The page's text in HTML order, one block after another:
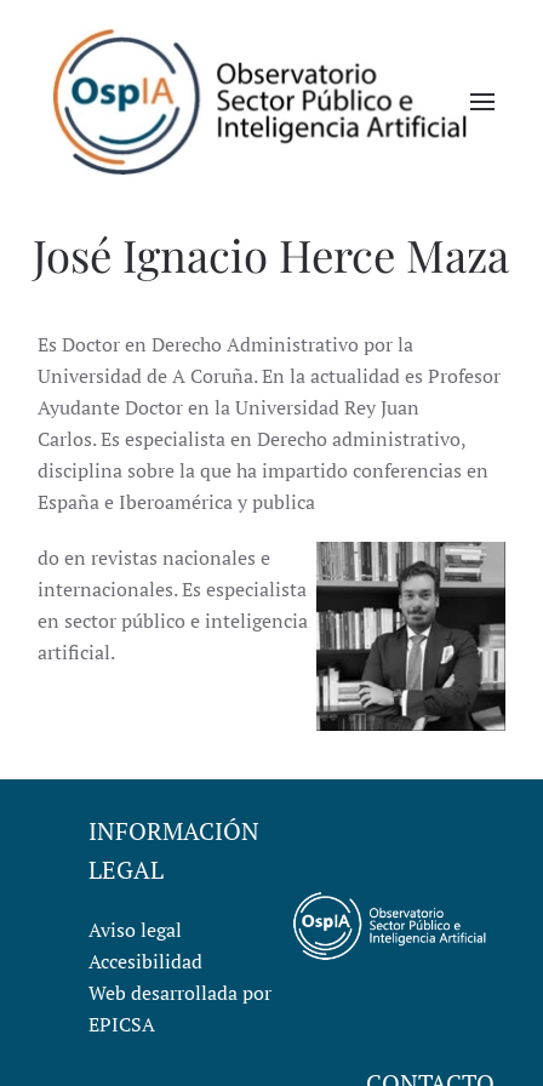
José Ignacio Herce Maza
Es Doctor en Derecho Administrativo por la
Universidad de A Coruña. En la actualidad es Profesor
Ayudante Doctor en la Universidad Rey Juan
Carlos. Es especialista en Derecho administrativo,
disciplina sobre la que ha impartido conferencias en
España e Iberoamérica y publica
do en revistas nacionales e
internacionales. Es especialista
en sector público e inteligencia
artificial.
INFORMACIÓN
LEGAL
Aviso legal
Accesibilidad
Web desarrollada por
EPICSA